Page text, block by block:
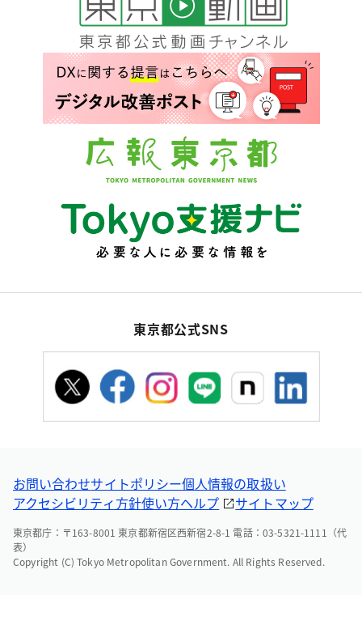
東京都公式SNS
お問い合わせサイトポリシー個人情報の取扱い
アクセシビリティ方針使い方ヘルプ サイトマップ
東京都庁：〒163-8001 東京都新宿区西新宿2-8-1 電話：03-5321-1111（代
表）
Copyright (C) Tokyo Metropolitan Government. All Rights Reserved.